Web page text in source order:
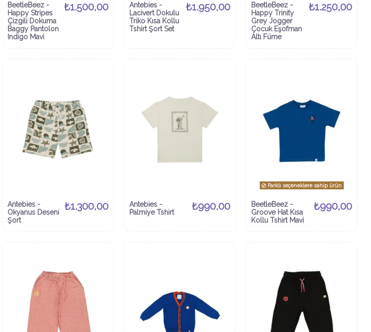
BeetleBeez -
Happy Stripes
Çizgili Dokuma
Baggy Pantolon
Indigo Mavi
₺1.500,00
Antebies -
Lacivert Dokulu
Triko Kısa Kollu
Tshirt Şort Set
₺1.950,00
BeetleBeez -
Happy Trinity
Grey Jogger
Çocuk Eşofman
Altı Füme
₺1.250,00
Antebies -
Okyanus Deseni
Şort
₺1.300,00
Antebies -
Palmiye Tshirt
₺990,00
Farklı seçeneklere sahip ürün
BeetleBeez -
Groove Hat Kısa
Kollu Tshirt Mavi
₺990,00